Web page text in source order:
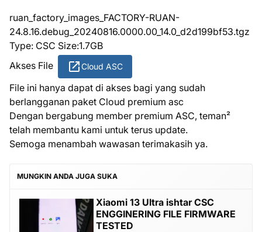
ruan_factory_images_FACTORY-RUAN-
24.8.16.debug_20240816.0000.00_14.0_d2d199bf53.tgz
Type: CSC Size:1.7GB
Akses File
Cloud ASC
File ini hanya dapat di akses bagi yang sudah
berlangganan paket Cloud premium asc
Dengan bergabung member premium ASC, teman²
telah membantu kami untuk terus update.
Semoga menambah wawasan terimakasih ya.
MUNGKIN ANDA JUGA SUKA
Xiaomi 13 Ultra ishtar CSC
ENGGINERING FILE FIRMWARE
TESTED